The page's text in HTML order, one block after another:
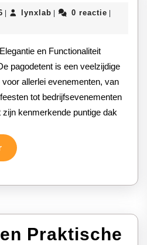
Elegantie
van
de
Pagodetent
voor
17
lynxlablynxlab0 reactie
pagodetent is een veelzijdige
allerlei evenementen, van
tot bedrijfsevenementen
kenmerkende puntige dak
Lees
Verder
Praktische